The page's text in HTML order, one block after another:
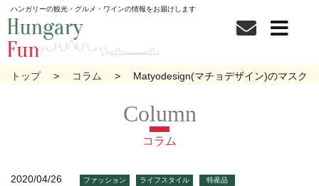
ハンガリーの観光・グルメ・ワインの情報をお届けします
トップ コラム Matyodesign(マチョデザイン)のマスク
コラム
2020/04/26 ファッション ライフスタイル 特産品